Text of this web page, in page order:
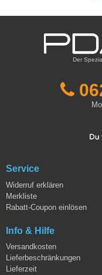
Der
Service
Widerruf erklären
Merkliste
Rabatt-Coupon einlösen
Info & Hilfe
Versandkosten
Lieferbeschränkungen
Lieferzeit